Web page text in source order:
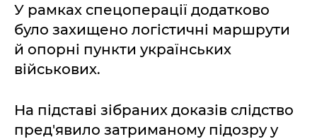
У рамках спецоперації додатково
було захищено логістичні маршрути
й опорні пункти українських
військових.
На підставі зібраних доказів слідство
пред'явило затриманому підозру у